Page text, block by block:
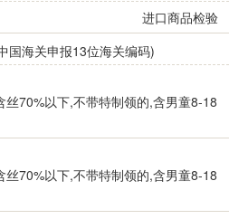
进口商品检验
国海关申报13位海关编码)
70%以下,不带特制领的,含男童8-18
70%以下,不带特制领的,含男童8-18